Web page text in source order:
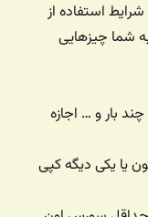
استفاده از
شما چیزهایی
بار و … اجازه
یا یکی دیگه کپی